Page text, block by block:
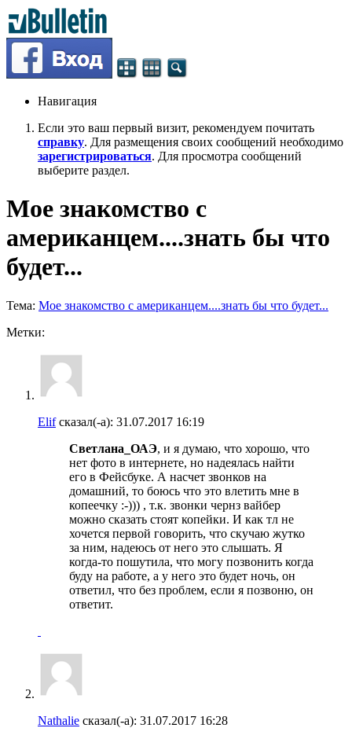
Навигация
Если это ваш первый визит, рекомендуем почитать
справку. Для размещения своих сообщений необходимо
зарегистрироваться. Для просмотра сообщений
выберите раздел.
Мое знакомство с
американцем....знать бы что
будет...
Тема: Мое знакомство с американцем....знать бы что будет...
Метки:
Elifсказал(-а): 31.07.2017 16:19
Светлана_ОАЭ, и я думаю, что хорошо, что
нет фото в интернете, но надеялась найти
его в Фейсбуке. А насчет звонков на
домашний, то боюсь что это влетить мне в
копеечку :-))) , т.к. звонки чернз вайбер
можно сказать стоят копейки. И как тл не
хочется первой говорить, что скучаю жутко
за ним, надеюсь от него это слышать. Я
когда-то пошутила, что могу позвонить когда
буду на работе, а у него это будет ночь, он
ответил, что без проблем, если я позвоню, он
ответит.
Nathalie сказал(-а): 31.07.2017 16:28